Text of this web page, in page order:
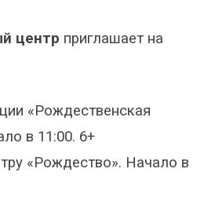
центр приглашает на
«Рождественская
в 11:00. 6+
«Рождество». Начало в